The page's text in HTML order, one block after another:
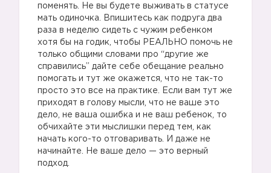
поменять. Не вы будете выживать в статусе
мать одиночка. Впишитесь как подруга два
раза в неделю сидеть с чужим ребенком
хотя бы на годик, чтобы РЕАЛЬНО помочь не
только общими словами про “другие же
справились” дайте себе обещание реально
помогать и тут же окажется, что не так-то
просто это все на практике. Если вам тут же
приходят в голову мысли, что не ваше это
дело, не ваша ошибка и не ваш ребенок, то
обчихайте эти мыслишки перед тем, как
начать кого-то отговаривать. И даже не
начинайте. Не ваше дело — это верный
подход. ⠀